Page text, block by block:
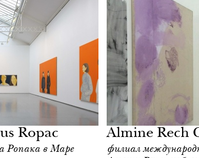
Ropac
Ропака в Маре
Almine Rech
филиал